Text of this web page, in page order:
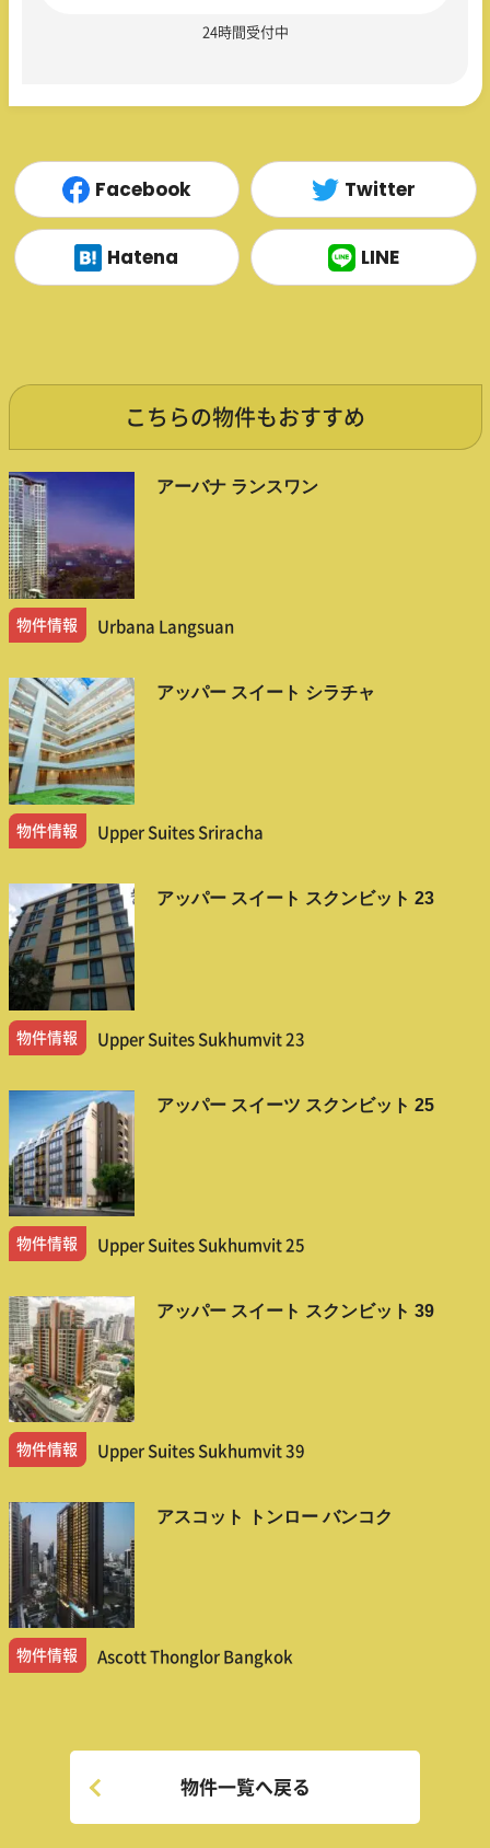
24時間受付中
Facebook Twitter
Hatena LINE
こちらの物件もおすすめ
アーバナ ランスワン
物件情報 Urbana Langsuan
アッパー スイート シラチャ
物件情報 Upper Suites Sriracha
アッパー スイート スクンビット 23
物件情報 Upper Suites Sukhumvit 23
アッパー スイーツ スクンビット 25
物件情報 Upper Suites Sukhumvit 25
アッパー スイート スクンビット 39
物件情報 Upper Suites Sukhumvit 39
アスコット トンロー バンコク
物件情報 Ascott Thonglor Bangkok
物件一覧へ戻る